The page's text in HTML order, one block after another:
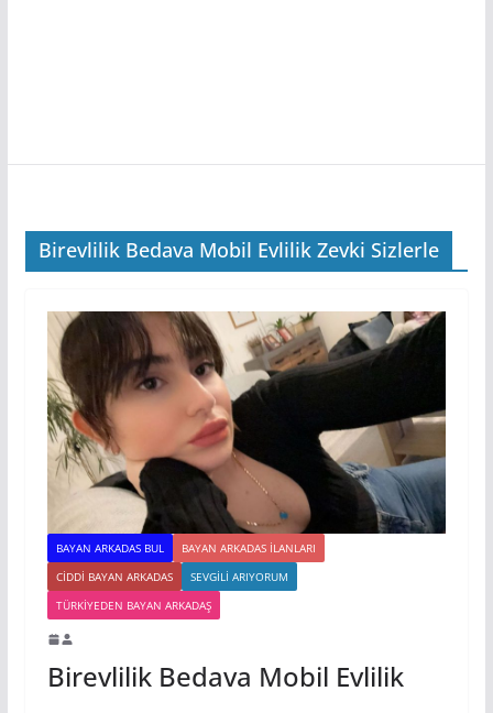
Birevlilik Bedava Mobil Evlilik Zevki Sizlerle
BAYAN ARKADAS BUL
BAYAN ARKADAS ILANLARI
CIDDI BAYAN ARKADAS
SEVGILI ARIYORUM
TÜRKIYEDEN BAYAN ARKADAŞ
Birevlilik Bedava Mobil Evlilik